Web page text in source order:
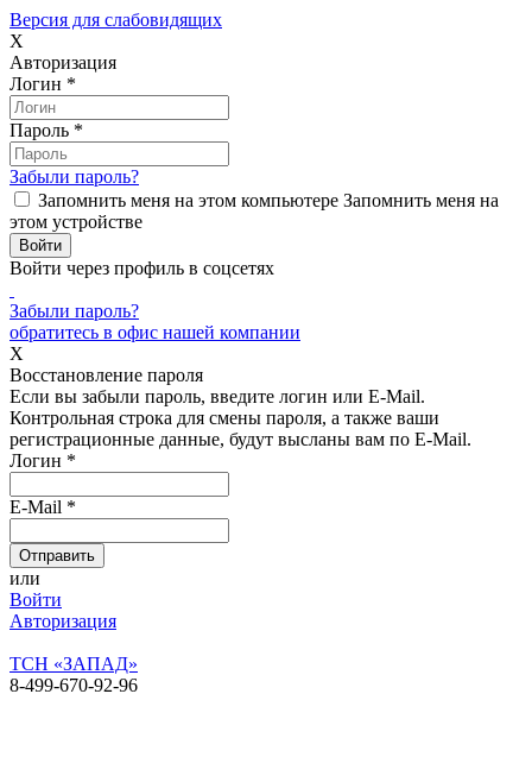
Версия для слабовидящих
X
Авторизация
Логин *
Пароль *
Забыли пароль?
Запомнить меня на этом компьютере Запомнить меня на
этом устройстве
Войти через профиль в соцсетях
Забыли пароль?
обратитесь в офис нашей компании
X
Восстановление пароля
Если вы забыли пароль, введите логин или E-Mail.
Контрольная строка для смены пароля, а также ваши
регистрационные данные, будут высланы вам по E-Mail.
Логин *
E-Mail *
или
Войти
Авторизация
ТСН «ЗАПАД»
8-499-670-92-96